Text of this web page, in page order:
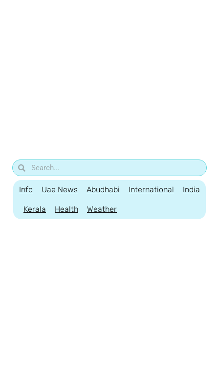
Info Uae News Abudhabi International India
Kerala Health Weather